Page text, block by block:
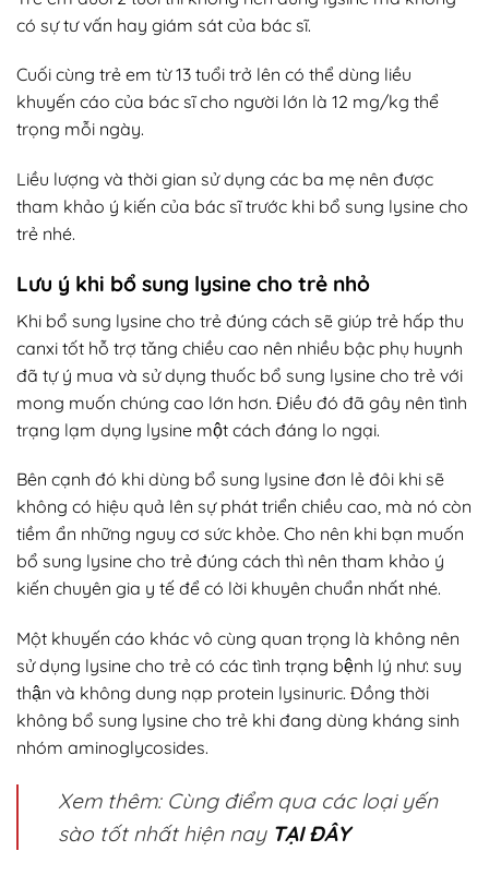
có sự tư vấn hay giám sát của bác sĩ.
Cuối cùng trẻ em từ 13 tuổi trở lên có thể dùng liều
khuyến cáo của bác sĩ cho người lớn là 12 mg/kg thể
trọng mỗi ngày.
Liều lượng và thời gian sử dụng các ba mẹ nên được
tham khảo ý kiến của bác sĩ trước khi bổ sung lysine cho
trẻ nhé.
Lưu ý khi bổ sung lysine cho trẻ nhỏ
Khi bổ sung lysine cho trẻ đúng cách sẽ giúp trẻ hấp thu
canxi tốt hỗ trợ tăng chiều cao nên nhiều bậc phụ huynh
đã tự ý mua và sử dụng thuốc bổ sung lysine cho trẻ với
mong muốn chúng cao lớn hơn. Điều đó đã gây nên tình
trạng lạm dụng lysine một cách đáng lo ngại.
Bên cạnh đó khi dùng bổ sung lysine đơn lẻ đôi khi sẽ
không có hiệu quả lên sự phát triển chiều cao, mà nó còn
tiềm ẩn những nguy cơ sức khỏe. Cho nên khi bạn muốn
bổ sung lysine cho trẻ đúng cách thì nên tham khảo ý
kiến chuyên gia y tế để có lời khuyên chuẩn nhất nhé.
Một khuyến cáo khác vô cùng quan trọng là không nên
sử dụng lysine cho trẻ có các tình trạng bệnh lý như: suy
thận và không dung nạp protein lysinuric. Đồng thời
không bổ sung lysine cho trẻ khi đang dùng kháng sinh
nhóm aminoglycosides.
Xem thêm: Cùng điểm qua các loại yến
sào tốt nhất hiện nay TẠI ĐÂY